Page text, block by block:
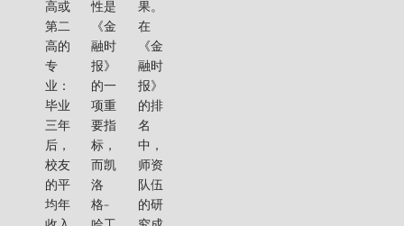
高或
第二
高的
专
业：
毕业
三年
后，
校友
的平
均年
性是
《金
融时
报》
的一
项重
要指
标，
而凯
洛
格-
果。
在
《金
融时
报》
的排
名
中，
师资
队伍
的研